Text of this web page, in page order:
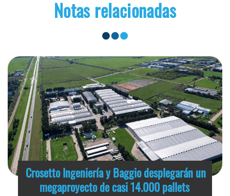
Notas relacionadas
Crosetto Ingeniería y Baggio desplegarán un
megaproyecto de casi 14.000 pallets